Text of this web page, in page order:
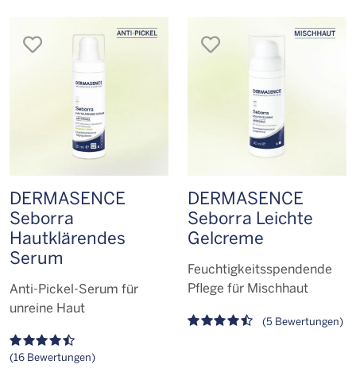
merken
DERMASENCE
Seborra
Hautklärendes
Serum
Anti-Pickel-Serum für
unreine Haut
(16 Bewertungen)
merken
DERMASENCE
Seborra Leichte
Gelcreme
Feuchtigkeitsspendende
Pflege für Mischhaut
(5 Bewertungen)